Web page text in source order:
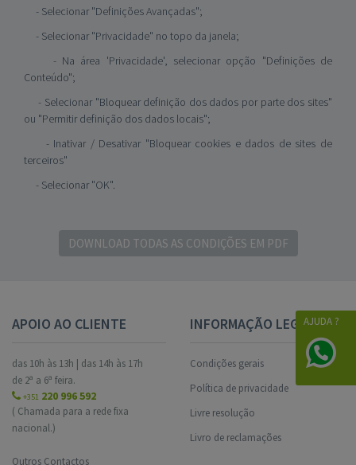
- Selecionar "Definições Avançadas";
- Selecionar "Privacidade" no topo da janela;
- Na área 'Privacidade', selecionar opção "Definições de
Conteúdo";
- Selecionar "Bloquear definição dos dados por parte dos sites"
ou "Permitir definição dos dados locais";
- Inativar / Desativar "Bloquear cookies e dados de sites de
terceiros"
- Selecionar "OK".
DOWNLOAD TODAS AS CONDIÇÕES EM PDF
APOIO AO CLIENTE
das 10h às 13h | das 14h às 17h
de 2ª a 6ª feira.
+351 220 996 592
( Chamada para a rede fixa
nacional.)
Outros Contactos
INFORMAÇÃO LEGAL
Condições gerais
Política de privacidade
Livre resolução
Livro de reclamações
AJUDA ?